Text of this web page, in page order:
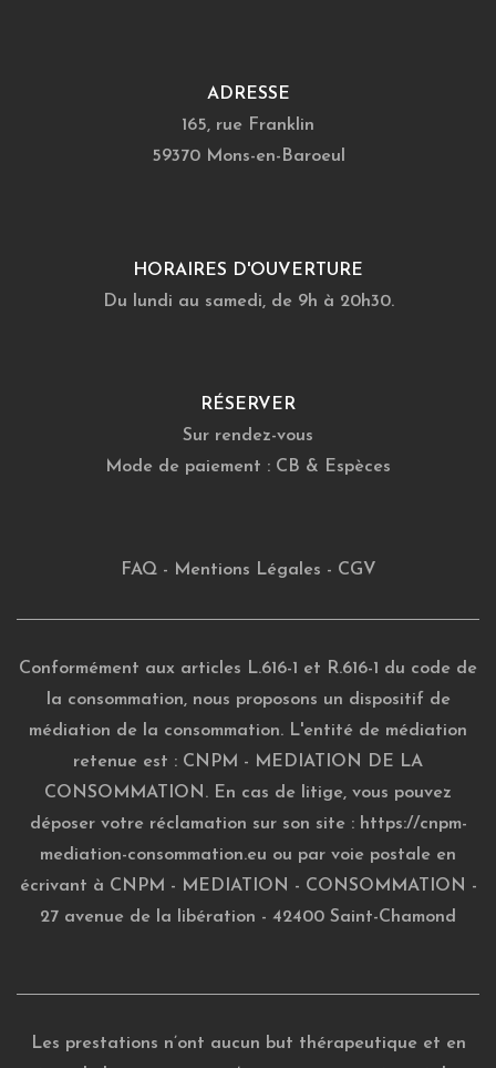
ADRESSE
165, rue Franklin
59370 Mons-en-Baroeul
HORAIRES D'OUVERTURE
Du lundi au samedi, de 9h à 20h30.
RÉSERVER
Sur rendez-vous
Mode de paiement : CB & Espèces
FAQ- Mentions Légales - CGV
Conformément aux articles L.616-1 et R.616-1 du code de
la consommation, nous proposons un dispositif de
médiation de la consommation. L'entité de médiation
retenue est : CNPM - MEDIATION DE LA
CONSOMMATION. En cas de litige, vous pouvez
déposer votre réclamation sur son site : https://cnpm-
mediation-consommation.eu ou par voie postale en
écrivant à CNPM - MEDIATION - CONSOMMATION -
27 avenue de la libération - 42400 Saint-Chamond
Les prestations n’ont aucun but thérapeutique et en